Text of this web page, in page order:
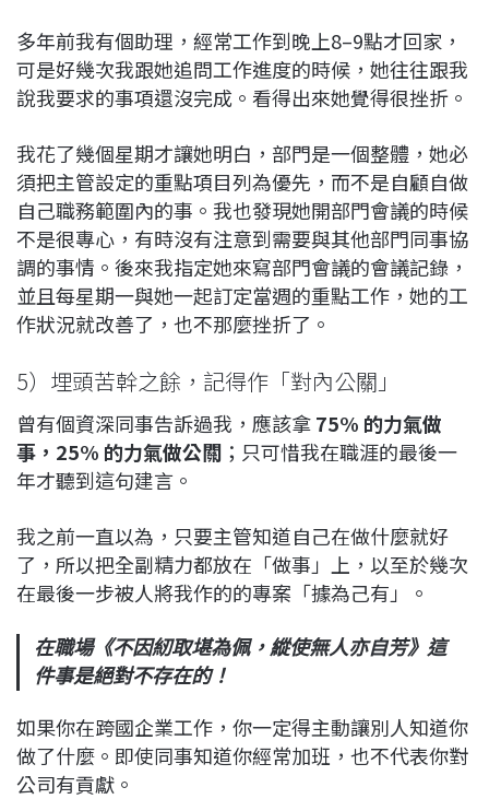
多年前我有個助理，經常工作到晚上8–9點才回家，
可是好幾次我跟她追問工作進度的時候，她往往跟我
說我要求的事項還沒完成。看得出來她覺得很挫折。
我花了幾個星期才讓她明白，部門是一個整體，她必
須把主管設定的重點項目列為優先，而不是自顧自做
自己職務範圍內的事。我也發現她開部門會議的時候
不是很專心，有時沒有注意到需要與其他部門同事協
調的事情。後來我指定她來寫部門會議的會議記錄，
並且每星期一與她一起訂定當週的重點工作，她的工
作狀況就改善了，也不那麼挫折了。
5）埋頭苦幹之餘，記得作「對內公關」
曾有個資深同事告訴過我，應該拿75% 的力氣做
事，25% 的力氣做公關 ；只可惜我在職涯的最後一
年才聽到這句建言。
我之前一直以為，只要主管知道自己在做什麼就好
了，所以把全副精力都放在「做事」上，以至於幾次
在最後一步被人將我作的的專案「據為己有」。
在職場《不因紉取堪為佩，縱使無人亦自芳》這
件事是絕對不存在的！
如果你在跨國企業工作，你一定得主動讓別人知道你
做了什麼。即使同事知道你經常加班，也不代表你對
公司有貢獻。